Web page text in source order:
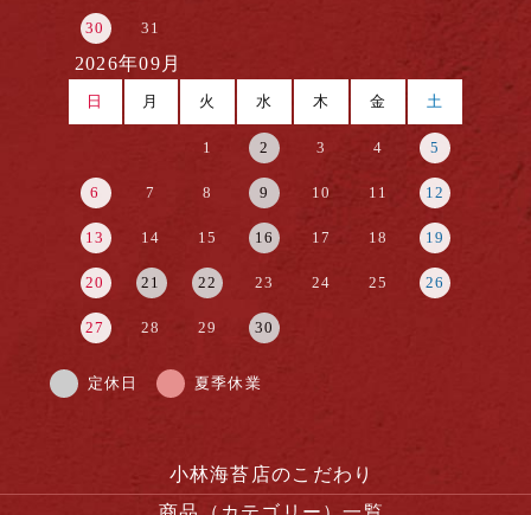
30 31
2026年09月
日 月 火 水 木 金 土
1 2 3 4 5
6 7 8 9 10 11 12
13 14 15 16 17 18 19
20 21 22 23 24 25 26
27 28 29 30
定休日 夏季休業
小林海苔店のこだわり